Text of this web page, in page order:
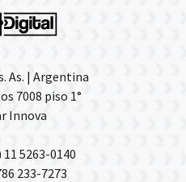
As. | Argentina
7008 piso 1°
Innova
11 5263-0140
233-7273